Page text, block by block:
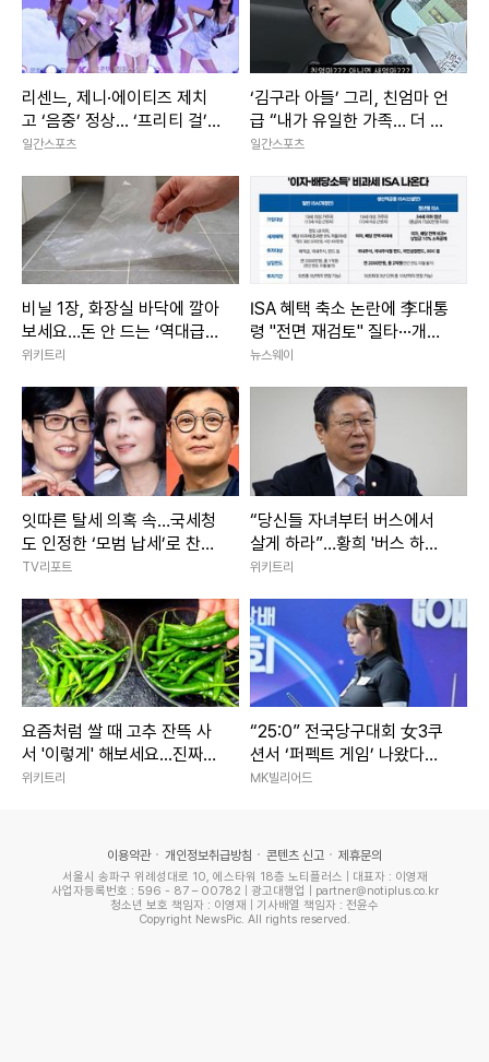
리센느, 제니·에이티즈 제치
고 ‘음중’ 정상... ‘프리티 걸’ 1
위
일간스포츠
‘김구라 아들’ 그리, 친엄마 언
급 “내가 유일한 가족… 더 챙
기려고”
일간스포츠
비닐 1장, 화장실 바닥에 깔아
보세요…돈 안 드는 ‘역대급
꼼수’ 발견
위키트리
ISA 혜택 축소 논란에 李대통
령 "전면 재검토" 질타···개선
안 마련 착수
뉴스웨이
잇따른 탈세 의혹 속…국세청
도 인정한 ‘모범 납세’로 찬사
받은 ★들 [종합]
TV리포트
“당신들 자녀부터 버스에서
살게 하라”…황희 '버스 하우
스'에 직격탄
위키트리
요즘처럼 쌀 때 고추 잔뜩 사
서 '이렇게' 해보세요...진짜
'밥도둑'이라 인정합니다
위키트리
“25:0” 전국당구대회 女3쿠
션서 ‘퍼펙트 게임’ 나왔다…
국내1위 박세정, 황령인에 완
MK빌리어드
이용약관 개인정보취급방침 콘텐츠 신고 제휴문의
서울시 송파구 위례성대로 10, 에스타워 18층 노티플러스 | 대표자 : 이영재
사업자등록번호 : 596 - 87 – 00782 | 광고대행업 | partner@notiplus.co.kr
청소년 보호 책임자 : 이영재 | 기사배열 책임자 : 전윤수
Copyright NewsPic. All rights reserved.